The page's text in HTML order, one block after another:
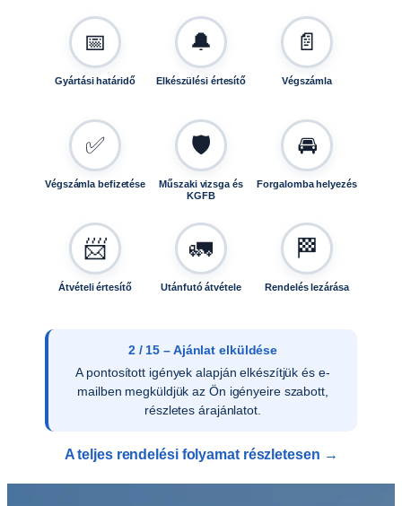
📅
Gyártási határidő
🔔
Elkészülési értesítő
📄
Végszámla
✅
Végszámla befizetése
🛡️
Műszaki vizsga és
KGFB
🚘
Forgalomba helyezés
📨
Átvételi értesítő
🚛
Utánfutó átvétele
🏁
Rendelés lezárása
2 / 15 – Ajánlat elküldése
A pontosított igények alapján elkészítjük és e-
mailben megküldjük az Ön igényeire szabott,
részletes árajánlatot.
A teljes rendelési folyamat részletesen →